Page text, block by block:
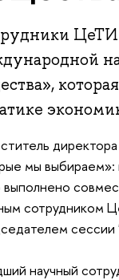
ЦеТИ
мы
выполнено
сотрудником
сессии
научный